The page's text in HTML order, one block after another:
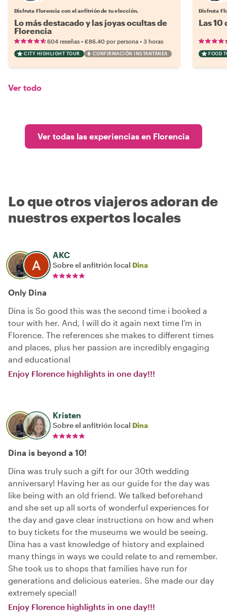
Disfruta Florencia con el anfitrión de tu elección.
Lo más destacado y las joyas ocultas de
Florencia
604 reseñas • €86.40 por persona • 3 horas
CITY HIGHLIGHT TOUR CONFIRMACIÓN INSTANTÁNEA
Disfruta
Las
FOOD
Ver todo
Ver todas las experiencias en Florencia
Lo que otros viajeros adoran de
nuestros expertos locales
AKC
Sobre el anfitrión local Dina
Only Dina
Dina is So good this was the second time i booked a
tour with her. And, I will do it again next time I’m in
Florence. The references she makes to different times
and places, plus her passion are incredibly engaging
and educational
Enjoy Florence highlights in one day!!!
Kristen
Sobre el anfitrión local Dina
Dina is beyond a 10!
Dina was truly such a gift for our 30th wedding
anniversary! Having her as our guide for the day was
like being with an old friend. We talked beforehand
and she set up all sorts of wonderful experiences for
the day and gave clear instructions on how and when
to buy tickets for the museums we would be seeing.
Dina has a vast knowledge of history and explained
many things in ways we could relate to and remember.
She took us to shops that families have run for
generations and delicious eateries. She made our day
extremely special!
Enjoy Florence highlights in one day!!!